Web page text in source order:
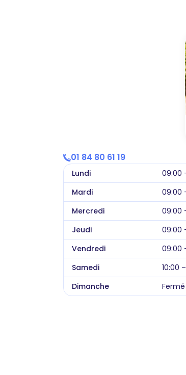
01 84 80 61 19
Lundi
09:00
Mardi
09:00
Mercredi
09:00
Jeudi
09:00
Vendredi
09:00
Samedi
10:00
Dimanche
Fermé